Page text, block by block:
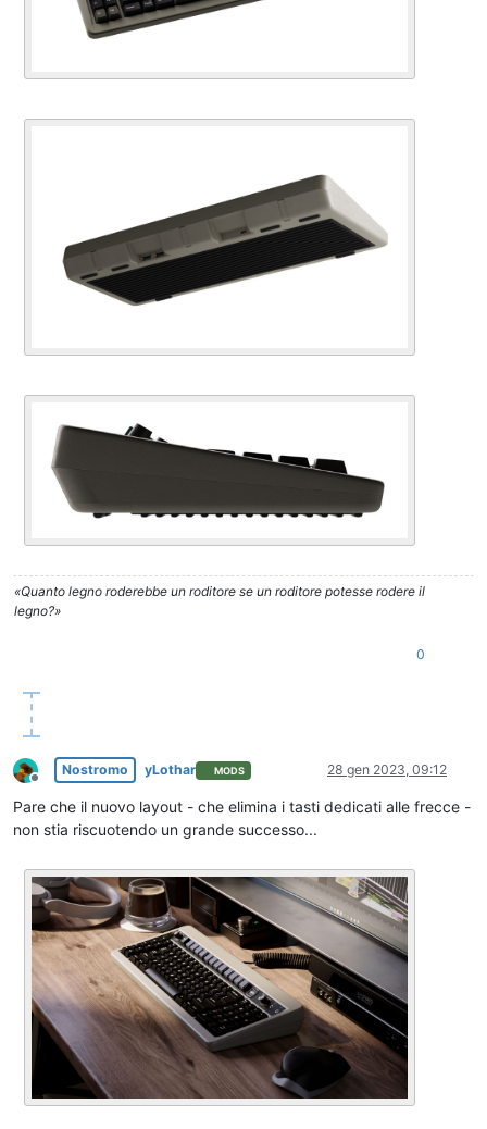
«Quanto legno roderebbe un roditore se un roditore potesse rodere il
legno?»
0
Non in linea
Nostromo yLothar MODS 28 gen 2023, 09:12
Pare che il nuovo layout - che elimina i tasti dedicati alle frecce -
non stia riscuotendo un grande successo...